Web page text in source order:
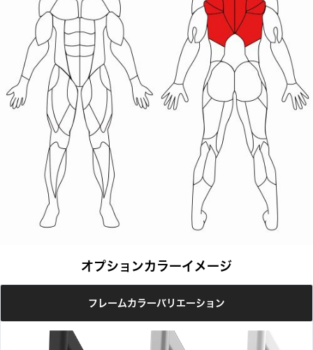
オプションカラーイメージ
フレームカラーバリエーション